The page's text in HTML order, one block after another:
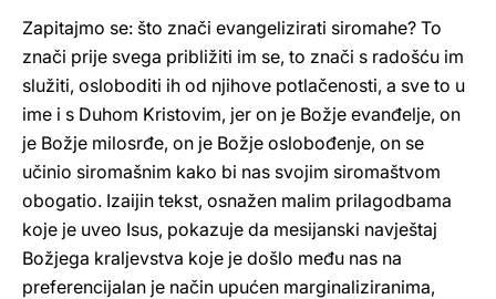
Zapitajmo se: što znači evangelizirati siromahe? To
znači prije svega približiti im se, to znači s radošću im
služiti, osloboditi ih od njihove potlačenosti, a sve to u
ime i s Duhom Kristovim, jer on je Božje evanđelje, on
je Božje milosrđe, on je Božje oslobođenje, on se
učinio siromašnim kako bi nas svojim siromaštvom
obogatio. Izaijin tekst, osnažen malim prilagodbama
koje je uveo Isus, pokazuje da mesijanski navještaj
Božjega kraljevstva koje je došlo među nas na
preferencijalan je način upućen marginaliziranima,